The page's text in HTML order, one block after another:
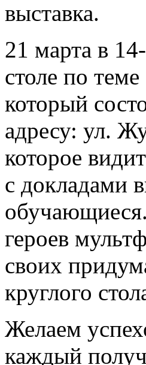
выставка.
21 марта в
столе по
который
адресу: ул.
которое
с докладами
героев
своих
круглого
Желаем
каждый